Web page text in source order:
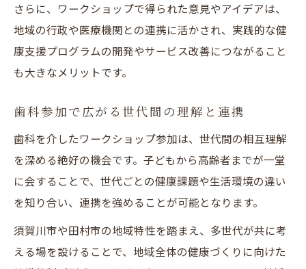
歯科ワークショップ体験がもたらす学びと
気づき
歯科参加を通じて広がる自己成長と地域貢
献
さらに、ワークショップで得られた意見やアイデアは、
地域の行政や医療機関との連携に活かされ、実践的な健
康支援プログラムの開発やサービス改善につながること
も大きなメリットです。
歯科参加で広がる世代間の理解と連携
歯科を介したワークショップ参加は、世代間の相互理解
を深める絶好の機会です。子どもから高齢者までが一堂
に会することで、世代ごとの健康課題や生活環境の違い
を知り合い、連携を強めることが可能となります。
須賀川市や田村市の地域特性を踏まえ、多世代が共に考
える場を設けることで、地域全体の健康づくりに向けた